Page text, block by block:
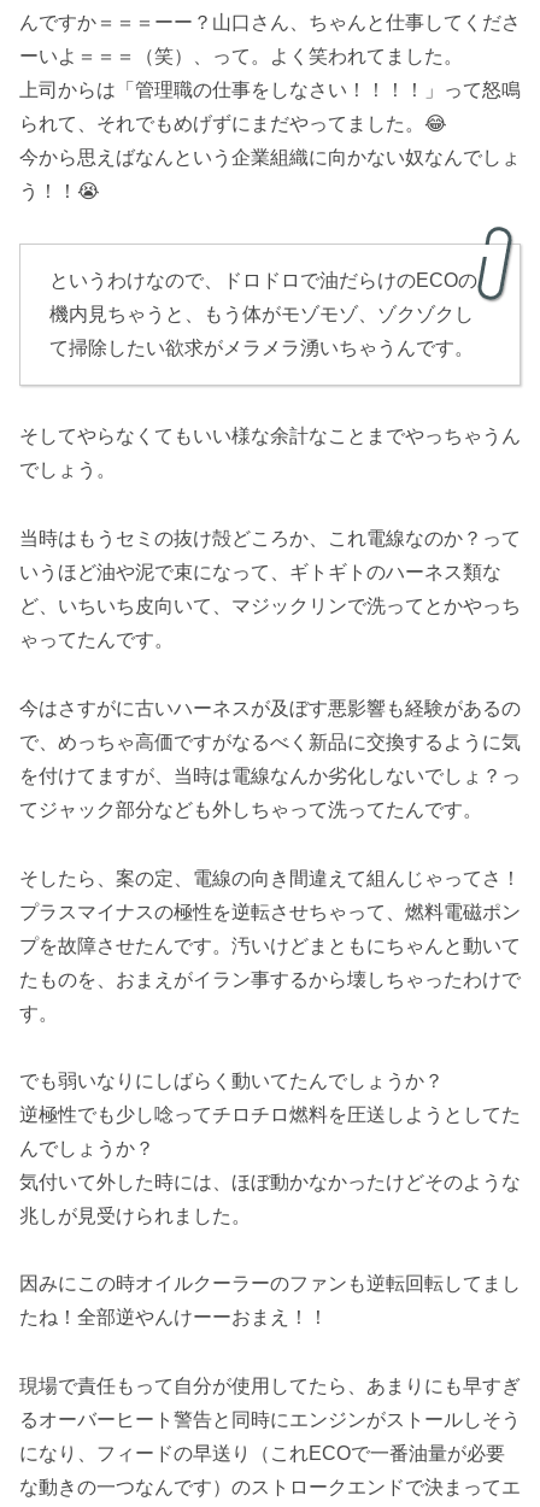
んですか＝＝＝ーー？山口さん、ちゃんと仕事してくださ
ーいよ＝＝＝（笑）、って。よく笑われてました。
上司からは「管理職の仕事をしなさい！！！！」って怒鳴
られて、それでもめげずにまだやってました。😂
今から思えばなんという企業組織に向かない奴なんでしょ
う！！😭
というわけなので、ドロドロで油だらけのECOの
機内見ちゃうと、もう体がモゾモゾ、ゾクゾクし
て掃除したい欲求がメラメラ湧いちゃうんです。
そしてやらなくてもいい様な余計なことまでやっちゃうん
でしょう。
当時はもうセミの抜け殻どころか、これ電線なのか？って
いうほど油や泥で束になって、ギトギトのハーネス類な
ど、いちいち皮向いて、マジックリンで洗ってとかやっち
ゃってたんです。
今はさすがに古いハーネスが及ぼす悪影響も経験があるの
で、めっちゃ高価ですがなるべく新品に交換するように気
を付けてますが、当時は電線なんか劣化しないでしょ？っ
てジャック部分なども外しちゃって洗ってたんです。
そしたら、案の定、電線の向き間違えて組んじゃってさ！
プラスマイナスの極性を逆転させちゃって、燃料電磁ポン
プを故障させたんです。汚いけどまともにちゃんと動いて
たものを、おまえがイラン事するから壊しちゃったわけで
す。
でも弱いなりにしばらく動いてたんでしょうか？
逆極性でも少し唸ってチロチロ燃料を圧送しようとしてた
んでしょうか？
気付いて外した時には、ほぼ動かなかったけどそのような
兆しが見受けられました。
因みにこの時オイルクーラーのファンも逆転回転してまし
たね！全部逆やんけーーおまえ！！
現場で責任もって自分が使用してたら、あまりにも早すぎ
るオーバーヒート警告と同時にエンジンがストールしそう
になり、フィードの早送り（これECOで一番油量が必要
な動きの一つなんです）のストロークエンドで決まってエ